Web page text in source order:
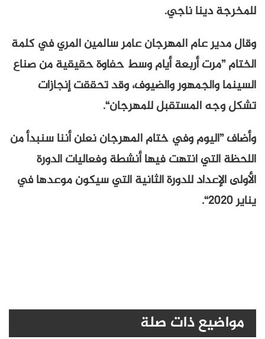
للمخرجة دينا ناجي.
وقال مدير عام المهرجان عامر سالمين المري في كلمة
الختام ”مرت أربعة أيام وسط حفاوة حقيقية من صناع
السينما والجمهور والضيوف، وقد تحققت إنجازات
تشكل وجه المستقبل للمهرجان“.
وأضاف ”اليوم وفي ختام المهرجان نعلن أننا سنبدأ من
اللحظة التي انتهت فيها أنشطة وفعاليات الدورة
الأولى الإعداد للدورة الثانية التي سيكون موعدها في
يناير 2020“.
مواضيع ذات صلة